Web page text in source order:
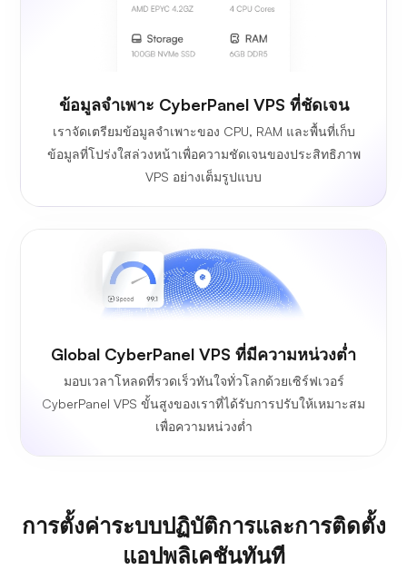
ข้อมูลจำเพาะ CyberPanel VPS ที่ชัดเจน
เราจัดเตรียมข้อมูลจำเพาะของ CPU, RAM และพื้นที่เก็บ
ข้อมูลที่โปร่งใสล่วงหน้าเพื่อความชัดเจนของประสิทธิภาพ
VPS อย่างเต็มรูปแบบ
Global CyberPanel VPS ที่มีความหน่วงต่ำ
มอบเวลาโหลดที่รวดเร็วทันใจทั่วโลกด้วยเซิร์ฟเวอร์
CyberPanel VPS ขั้นสูงของเราที่ได้รับการปรับให้เหมาะสม
เพื่อความหน่วงต่ำ
การตั้งค่าระบบปฏิบัติการและการติดตั้ง
แอปพลิเคชันทันที